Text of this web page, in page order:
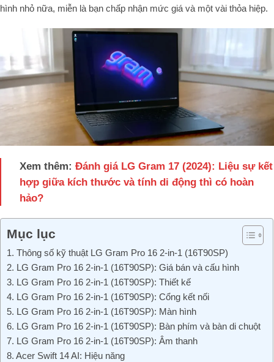
hình nhỏ nữa, miễn là bạn chấp nhận mức giá và một vài thỏa hiệp.
Xem thêm: Đánh giá LG Gram 17 (2024): Liệu sự kết
hợp giữa kích thước và tính di động thì có hoàn
hảo?
Mục lục
1. Thông số kỹ thuật LG Gram Pro 16 2-in-1 (16T90SP)
2. LG Gram Pro 16 2-in-1 (16T90SP): Giá bán và cấu hình
3. LG Gram Pro 16 2-in-1 (16T90SP): Thiết kế
4. LG Gram Pro 16 2-in-1 (16T90SP): Cổng kết nối
5. LG Gram Pro 16 2-in-1 (16T90SP): Màn hình
6. LG Gram Pro 16 2-in-1 (16T90SP): Bàn phím và bàn di chuột
7. LG Gram Pro 16 2-in-1 (16T90SP): Âm thanh
8. Acer Swift 14 AI: Hiệu năng